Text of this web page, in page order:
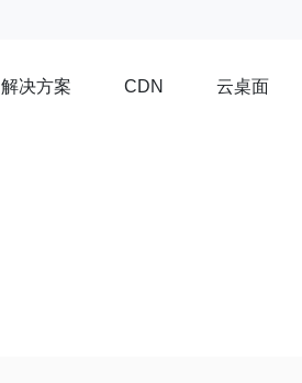
解决方案 CDN 云桌面